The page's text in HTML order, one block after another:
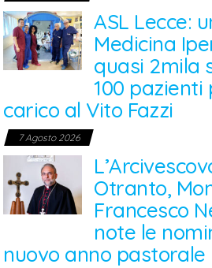
ASL Lecce:
Medicina
quasi 2mila
100 pazienti
carico al Vito Fazzi
7 Agosto 2026
Otranto,
Francesco
note le
nuovo anno pastorale